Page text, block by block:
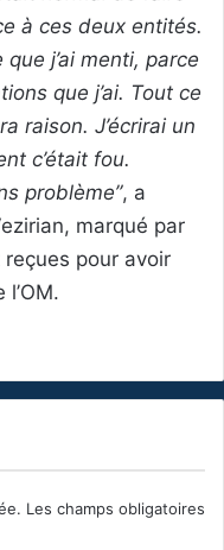
à ces deux entités.
j’ai menti, parce
que j’ai. Tout ce
raison. J’écrirai un
c’était fou.
problème”, a
marqué par
reçues pour avoir
Les champs obligatoires